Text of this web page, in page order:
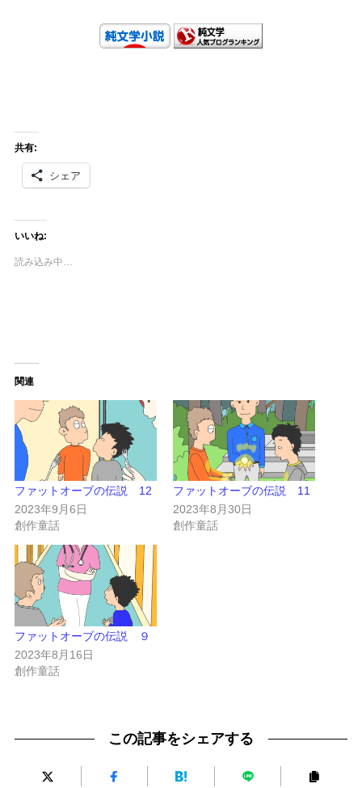
共有:
シェア
いいね:
読み込み中…
関連
ファットオーブの伝説 12
2023年9月6日
創作童話
ファットオーブの伝説 11
2023年8月30日
創作童話
ファットオーブの伝説 ９
2023年8月16日
創作童話
この記事をシェアする